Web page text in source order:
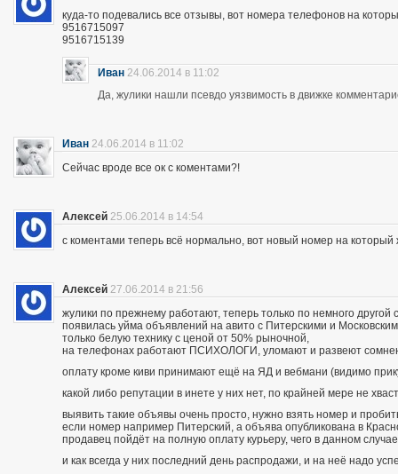
куда-то подевались все отзывы, вот номера телефонов на
9516715097
9516715139
Иван 24.06.2014 в 11:02
Да, жулики нашли псевдо уязвимость в движке
Иван 24.06.2014 в 11:02
Сейчас вроде все ок с коментами?!
Алексей 25.06.2014 в 14:54
с коментами теперь всё нормально, вот новый номер на
Алексей 27.06.2014 в 21:56
жулики по прежнему работают, теперь только по немного другой
появилась уйма объявлений на авито с Питерскими и
только белую технику с ценой от 50% рыночной,
на телефонах работают ПСИХОЛОГИ, уломают и развеют
оплату кроме киви принимают ещё на ЯД и вебмани (видимо
какой либо репутации в инете у них нет, по крайней мере не
выявить такие объявы очень просто, нужно взять номер и
если номер например Питерский, а объява опубликована в
продавец пойдёт на полную оплату курьеру, чего в данном
и как всегда у них последний день распродажи, и на неё надо